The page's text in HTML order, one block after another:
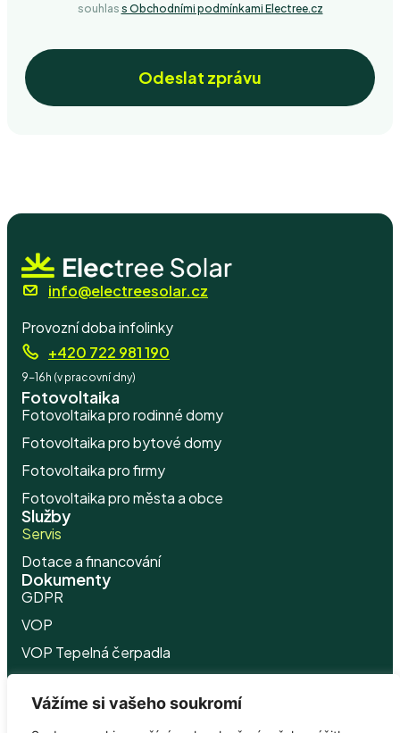
Vážíme si vašeho soukromí
souhlas s Obchodními podmínkami Electree.cz
Odeslat zprávu
info@electreesolar.cz
Provozní doba infolinky
+420 722 981 190
9-16h (v pracovní dny)
Fotovoltaika
Fotovoltaika pro rodinné domy
Fotovoltaika pro bytové domy
Fotovoltaika pro firmy
Fotovoltaika pro města a obce
Služby
Servis
Dotace a financování
Dokumenty
GDPR
VOP
VOP Tepelná čerpadla
Politikacookies
Ceník
Electree